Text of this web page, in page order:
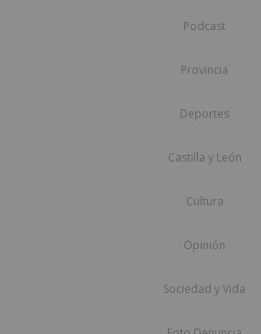
Podcast
Provincia
Deportes
Castilla y León
Cultura
Opinión
Sociedad y Vida